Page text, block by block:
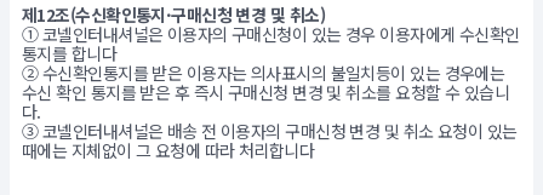
제12조(수신확인통지·구매신청 변경 및 취소)
① 코넬인터내셔널은 이용자의 구매신청이 있는 경우 이용자에게 수신확인
통지를 합니다
② 수신확인통지를 받은 이용자는 의사표시의 불일치등이 있는 경우에는
수신 확인 통지를 받은 후 즉시 구매신청 변경 및 취소를 요청할 수 있습니
다.
③ 코넬인터내셔널은 배송 전 이용자의 구매신청 변경 및 취소 요청이 있는
때에는 지체없이 그 요청에 따라 처리합니다